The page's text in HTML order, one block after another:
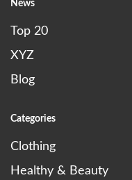
News
Top 20
XYZ
Blog
Categories
Clothing
Healthy & Beauty